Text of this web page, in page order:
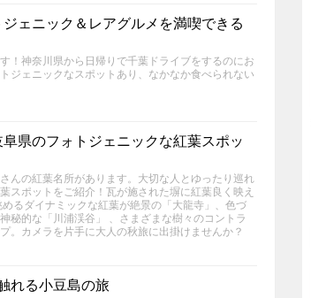
ェニック＆レアグルメを満喫できる
！神奈川県から日帰りで千葉ドライブをするのにお
ジェニックなスポットあり、なかなか食べられない
県のフォトジェニックな紅葉スポッ
んの紅葉名所があります。大切な人とゆったり巡れ
スポットをご紹介！瓦が施された塀に紅葉良く映え
るダイナミックな紅葉が絶景の「大龍寺」、色づ
秘的な「川浦渓谷」 、さまざまな樹々のコントラ
。カメラを片手に大人の秋旅に出掛けませんか？
れる小豆島の旅